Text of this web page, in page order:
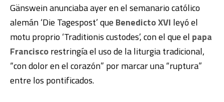
Gänswein anunciaba ayer en el semanario católico
alemán ‘Die Tagespost’ que Benedicto XVI leyó el
motu proprio ‘Traditionis custodes’, con el que el papa
Franciscorestringía el uso de la liturgia tradicional,
“con dolor en el corazón” por marcar una “ruptura”
entre los pontificados.